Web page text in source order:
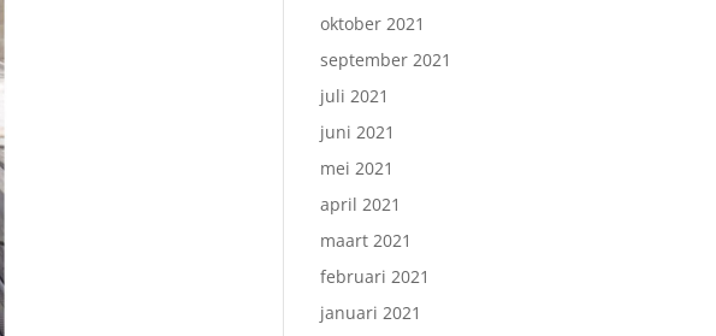
oktober 2021
september 2021
juli 2021
juni 2021
mei 2021
april 2021
maart 2021
februari 2021
januari 2021